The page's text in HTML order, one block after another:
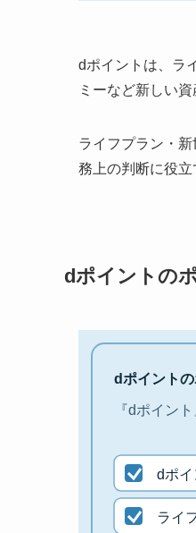
dポイントは、ラ
ミーなど新しい
ライフプラン・
務上の判断に役立
dポイントの
dポイントの
『dポイン
dポイ
ライ